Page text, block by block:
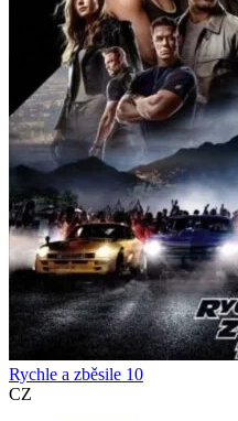
Rychle a zběsile 10
CZ